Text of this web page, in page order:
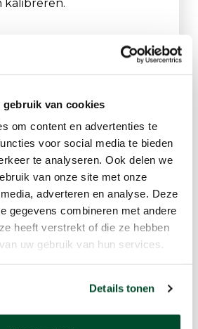
gebruik van cookies
om content en advertenties te
voor social media te bieden
te analyseren. Ook delen we
van onze site met onze
adverteren en analyse. Deze
gegevens combineren met andere
heeft verstrekt of die ze hebben
uw gebruik van hun services.
Details tonen
kalibreren.
opbouw